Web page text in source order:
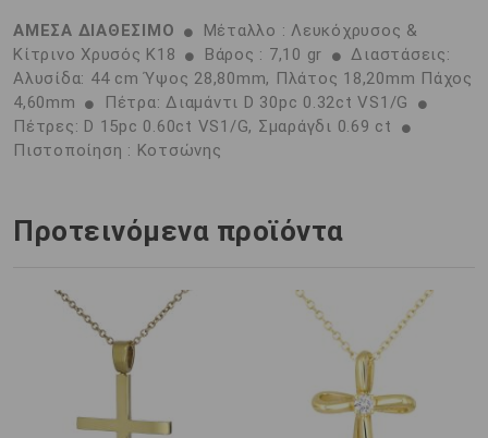
ΑΜΕΣΑ ΔΙΑΘΕΣΙΜΟ
Μέταλλο : Λευκόχρυσος &
Κίτρινο Χρυσός K18
Βάρος : 7,10 gr
Διαστάσεις:
Αλυσίδα: 44 cm Ύψος 28,80mm, Πλάτος 18,20mm Πάχος
4,60mm
Πέτρα: Διαμάντι D 30pc 0.32ct VS1/G
Πέτρες: D 15pc 0.60ct VS1/G, Σμαράγδι 0.69 ct
Πιστοποίηση : Κοτσώνης
Προτεινόμενα προϊόντα